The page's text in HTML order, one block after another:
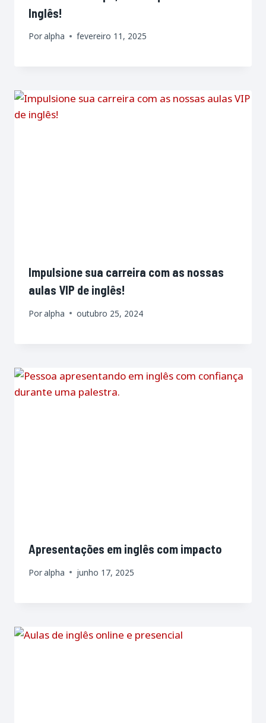
Inglês!
Poralpha fevereiro 11, 2025
Impulsione sua carreira com as nossas
aulas VIP de inglês!
Poralpha outubro 25, 2024
Apresentações em inglês com impacto
Poralpha junho 17, 2025